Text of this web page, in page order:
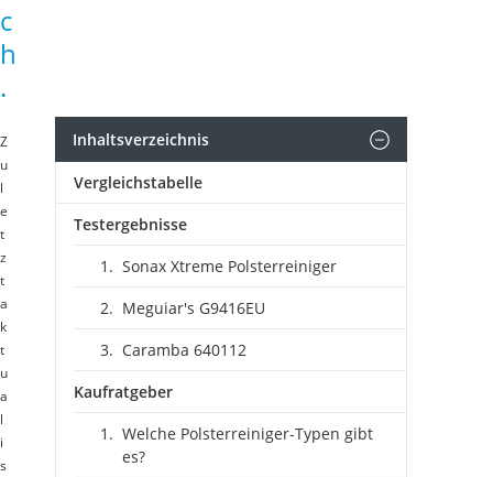
c
h
.
Z
u
l
e
t
z
t
a
k
t
u
a
l
i
s
Inhaltsverzeichnis
Vergleichstabelle
Testergebnisse
Sonax Xtreme Polsterreiniger
Meguiar's G9416EU
Caramba 640112
Kaufratgeber
Welche Polsterreiniger-Typen gibt
es?